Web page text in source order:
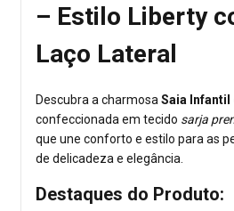
– Estilo Liberty
Laço Lateral
Descubra a charmosa Saia Infantil
confeccionada em tecido sarja
que une conforto e estilo para as
de delicadeza e elegância.
Destaques do Produto: